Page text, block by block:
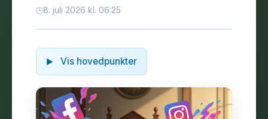
8. juli 2026 kl. 06:25
Vis hovedpunkter